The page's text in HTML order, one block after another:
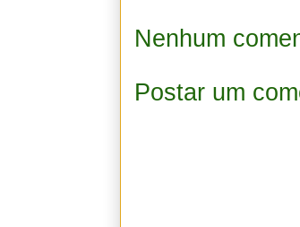
Nenhum
Postar um